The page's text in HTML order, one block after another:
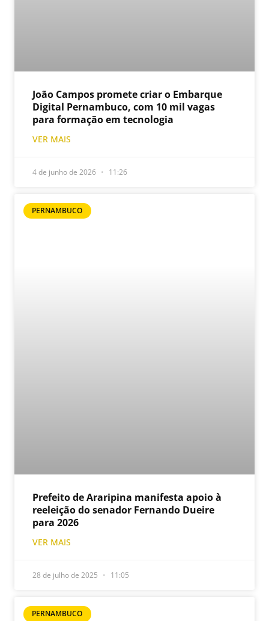
João Campos promete criar o Embarque
Digital Pernambuco, com 10 mil vagas
para formação em tecnologia
VER MAIS
4 de junho de 2026 11:26
PERNAMBUCO
Prefeito de Araripina manifesta apoio à
reeleição do senador Fernando Dueire
para 2026
VER MAIS
28 de julho de 2025 11:05
PERNAMBUCO